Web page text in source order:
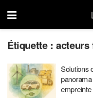
Étiquette :acteurs
Solutions